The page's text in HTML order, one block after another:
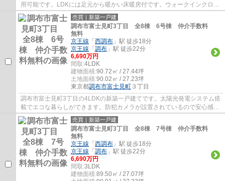
用可能です。LDKには足元から暖かい床暖房付です。ウォークインクロー
ゼットがあり衣類の収納に便利です。府中市...
売買｜新築一戸建
調布市富士見町3丁目 全8棟 6号棟 仲介手数料
無料
京王線 「 西調布 」駅 徒歩18分
京王線 「 調布 」駅 徒歩22分
6,690万円
間取:4LDK
建物面積:90.72㎡ / 27.44坪
土地面積:90.02㎡ / 27.23坪
東京都調布市富士見町 ３丁目
調布市富士見町3丁目の4LDKの新築一戸建てです。太陽光発電システム搭
載でエコな暮らしができます。防犯カメラが設置されているので安心感が
あります。調布市でお住まいをお探しなら多...
売買｜新築一戸建
調布市富士見町3丁目 全8棟 7号棟 仲介手数料
無料
京王線 「 西調布 」駅 徒歩18分
京王線 「 調布 」駅 徒歩22分
6,690万円
間取:3LDK
建物面積:89.50㎡ / 27.07坪